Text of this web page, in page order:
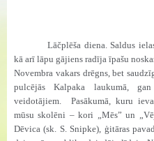
Lāčplēša diena. Saldus
kā arī lāpu gājiens radīja īpašu
Novembra vakars drēgns, bet
pulcējās Kalpaka laukumā,
veidotājiem. Pasākumā, kuru
mūsu skolēni – kori „Mēs” un
Dēvica (sk. S. Snipke), ģitāras